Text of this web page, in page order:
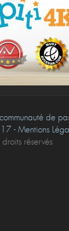
de
- Mentions
droits réservés